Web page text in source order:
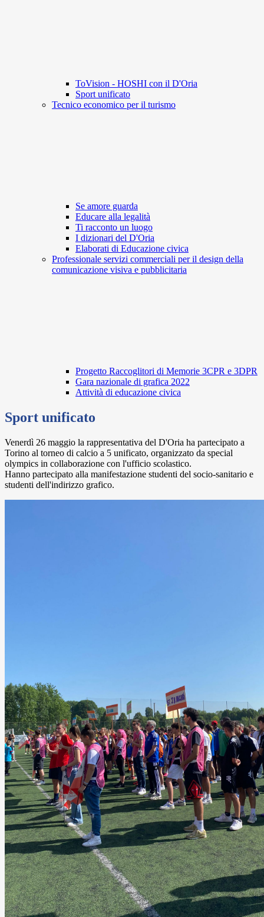
ToVision - HOSHI con il D'Oria
Sport unificato
Tecnico economico per il turismo
Se amore guarda
Educare alla legalità
Ti racconto un luogo
I dizionari del D'Oria
Elaborati di Educazione civica
Professionale servizi commerciali per il design della
comunicazione visiva e pubblicitaria
Progetto Raccoglitori di Memorie 3CPR e 3DPR
Gara nazionale di grafica 2022
Attività di educazione civica
Sport unificato
Venerdì 26 maggio la rappresentativa del D'Oria ha partecipato a
Torino al torneo di calcio a 5 unificato, organizzato da special
olympics in collaborazione con l'ufficio scolastico.
Hanno partecipato alla manifestazione studenti del socio-sanitario e
studenti dell'indirizzo grafico.